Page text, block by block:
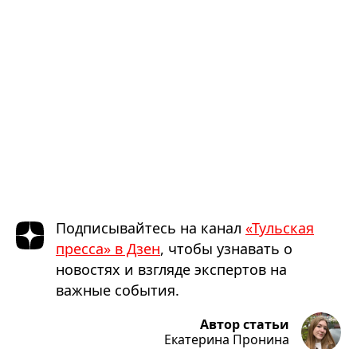
Подписывайтесь на канал «Тульская
пресса» в Дзен, чтобы узнавать о
новостях и взгляде экспертов на
важные события.
Автор статьи
Екатерина Пронина